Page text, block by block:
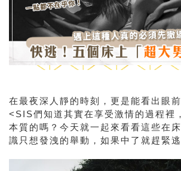
在最夜深人靜的時刻，更是能看出眼
<SIS們知道其實在享受激情的過程裡
本質的嗎？今天就一起來看看這些在
識只想發洩的舉動，如果中了就趕緊逃